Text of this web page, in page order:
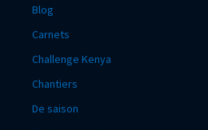
Blog
Carnets
Challenge Kenya
Chantiers
De saison